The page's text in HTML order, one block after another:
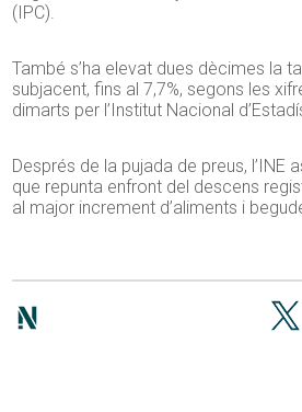
(IPC).
També s’ha elevat dues dècimes la
subjacent, fins al 7,7%, segons les
dimarts per l’Institut Nacional
Després de la pujada de preus, l’INE
que repunta enfront del descens
al major increment d’aliments i